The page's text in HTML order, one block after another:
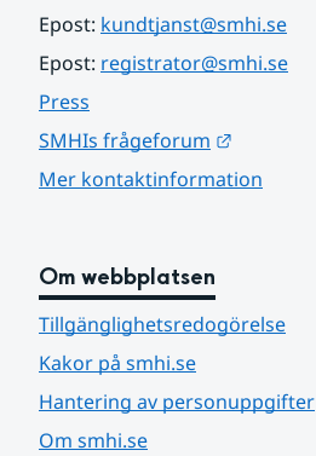
Epost: kundtjanst@smhi.se
Epost: registrator@smhi.se
Press
SMHIs frågeforum
Mer kontaktinformation
Om webbplatsen
Tillgänglighetsredogörelse
Kakor på smhi.se
Hantering av personuppgifter
Om smhi.se